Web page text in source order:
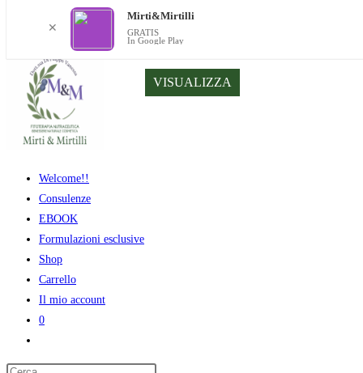
contenuto
Welcome!!
Consulenze
EBOOK
Formulazioni esclusive
Shop
Carrello
Il mio account
0
✕
Mirti&Mirtilli
GRATIS
In Google Play
VISUALIZZA